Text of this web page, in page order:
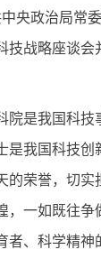
政治局常委
技战略座谈会
是我国科技
是我国科技创
的荣誉，切实
，一如既往争
者、科学精神